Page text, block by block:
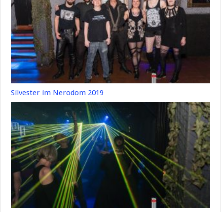
Silvester im Nerodom 2019